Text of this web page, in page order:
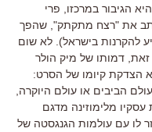
הגיבור במרכזו, פרי
את "רצח מתקתק", שהפך
להקרנות בישראל). לא שום
זאת, דמותו של מיק הולר
הצדקת קיומו של הסרט:
הביבים או עולם היוקרה,
מלימוזינה מדגם
לו עם עולמות הגנגסטה של